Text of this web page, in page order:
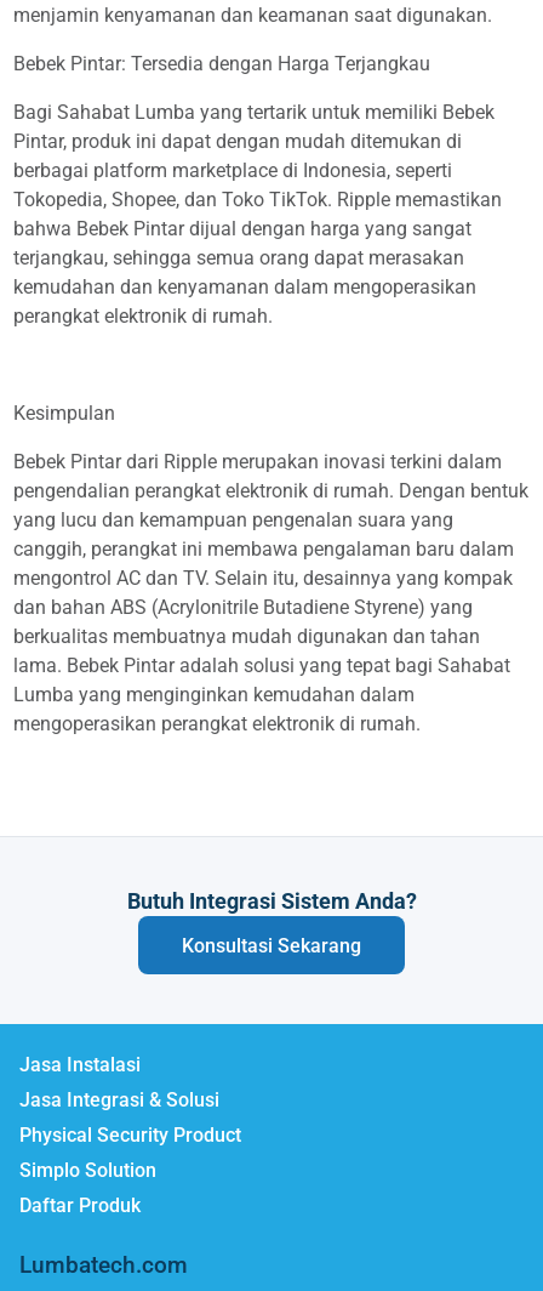
menjamin kenyamanan dan keamanan saat digunakan.
Bebek Pintar: Tersedia dengan Harga Terjangkau
Bagi Sahabat Lumba yang tertarik untuk memiliki Bebek
Pintar, produk ini dapat dengan mudah ditemukan di
berbagai platform marketplace di Indonesia, seperti
Tokopedia, Shopee, dan Toko TikTok. Ripple memastikan
bahwa Bebek Pintar dijual dengan harga yang sangat
terjangkau, sehingga semua orang dapat merasakan
kemudahan dan kenyamanan dalam mengoperasikan
perangkat elektronik di rumah.
Kesimpulan
Bebek Pintar dari Ripple merupakan inovasi terkini dalam
pengendalian perangkat elektronik di rumah. Dengan bentuk
yang lucu dan kemampuan pengenalan suara yang
canggih, perangkat ini membawa pengalaman baru dalam
mengontrol AC dan TV. Selain itu, desainnya yang kompak
dan bahan ABS (Acrylonitrile Butadiene Styrene) yang
berkualitas membuatnya mudah digunakan dan tahan
lama. Bebek Pintar adalah solusi yang tepat bagi Sahabat
Lumba yang menginginkan kemudahan dalam
mengoperasikan perangkat elektronik di rumah.
Butuh Integrasi Sistem Anda?
Konsultasi Sekarang
Jasa Instalasi
Jasa Integrasi & Solusi
Physical Security Product
Simplo Solution
Daftar Produk
Lumbatech.com